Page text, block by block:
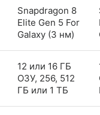
Snapdragon 8
Elite Gen 5 For
Galaxy (3 нм)
12 или 16 ГБ
ОЗУ, 256, 512
ГБ или 1 ТБ